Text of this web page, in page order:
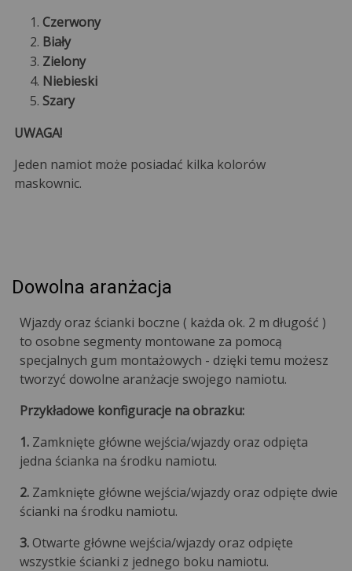
Czerwony
Biały
Zielony
Niebieski
Szary
UWAGA!
Jeden namiot może posiadać kilka kolorów
maskownic.
Dowolna aranżacja
Wjazdy oraz ścianki boczne ( każda ok. 2 m długość )
to osobne segmenty montowane za pomocą
specjalnych gum montażowych - dzięki temu możesz
tworzyć dowolne aranżacje swojego namiotu.
Przykładowe konfiguracje na obrazku:
1. Zamknięte główne wejścia/wjazdy oraz odpięta
jedna ścianka na środku namiotu.
2. Zamknięte główne wejścia/wjazdy oraz odpięte dwie
ścianki na środku namiotu.
3.Otwarte główne wejścia/wjazdy oraz odpięte
wszystkie ścianki z jednego boku namiotu.